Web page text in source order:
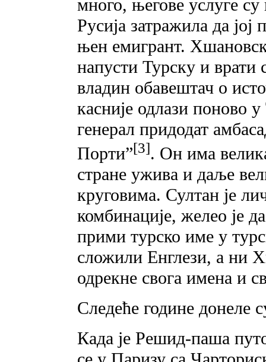
много, његове услуге
Русија затражила да
њен емигрант.
напусти Турску и врати
владин обавештач о
касније одлази поново
генерал придодат
Порти”[3]. Он има
стране ужива и даље
круговима. Султан је
комбинације, желео је
прими турско име у
сложили Енглези, а ни
одрекне свога имена и
Следеће године донеле
Када је Решид-паша